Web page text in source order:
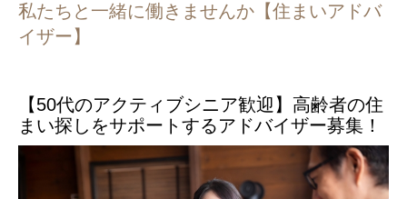
私たちと一緒に働きませんか【住まいアドバ
イザー】
【50代のアクティブシニア歓迎】高齢者の住
まい探しをサポートするアドバイザー募集！